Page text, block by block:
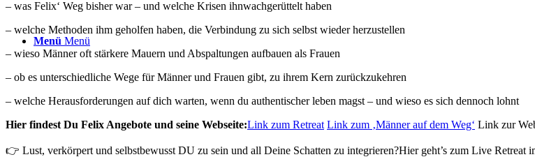
Menü Menü
– was Felix‘ Weg bisher war – und welche Krisen ihnwachgerüttelt haben
– welche Methoden ihm geholfen haben, die Verbindung zu sich selbst wieder herzustellen
– wieso Männer oft stärkere Mauern und Abspaltungen aufbauen als Frauen
– ob es unterschiedliche Wege für Männer und Frauen gibt, zu ihrem Kern zurückzukehren
– welche Herausforderungen auf dich warten, wenn du authentischer leben magst – und wieso es sich dennoch lohnt
Hier findest Du Felix Angebote und seine Webseite:Link zum Retreat Link zum ‚Männer auf dem Weg‘ Link zur
👉 Lust, verkörpert und selbstbewusst DU zu sein und all Deine Schatten zu integrieren?Hier geht’s zum Live Retreat